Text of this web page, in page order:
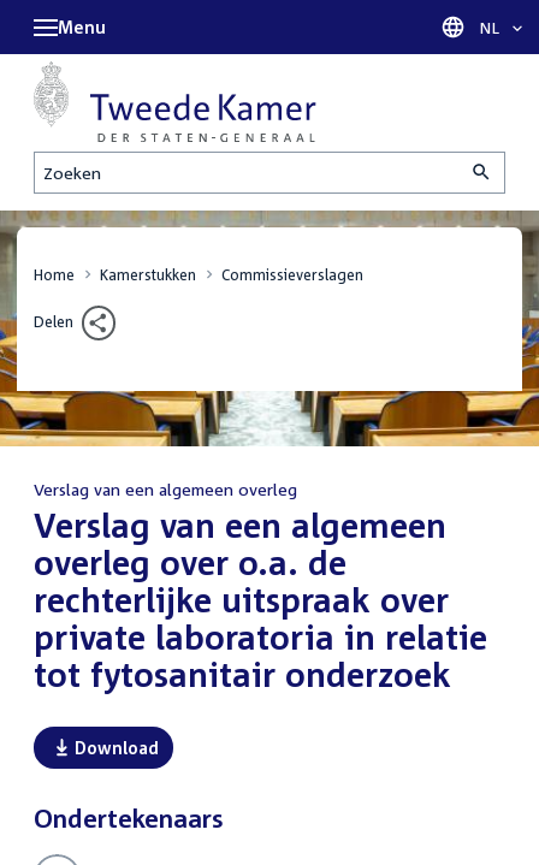
Zoeken
Menu Taal
NL
Home Kamerstukken Commissieverslagen
Delen
Verslag van een algemeen overleg
:Verslag van een algemeen
overleg over o.a. de
rechterlijke uitspraak over
private laboratoria in relatie
tot fytosanitair onderzoek
Download
Ondertekenaars